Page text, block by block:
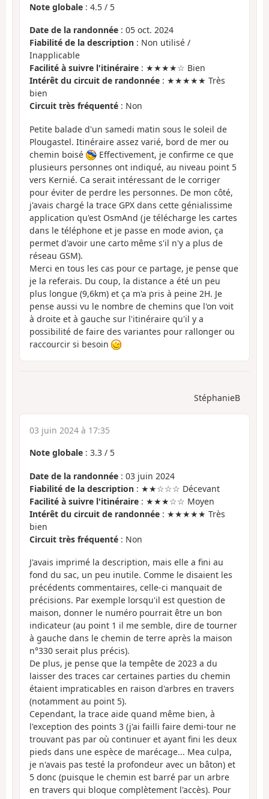
Note globale : 4.5 / 5
Date de la randonnée : 05 oct. 2024
Fiabilité de la description : Non utilisé /
Inapplicable
Facilité à suivre l'itinéraire : ★★★★☆ Bien
Intérêt du circuit de randonnée : ★★★★★ Très
bien
Circuit très fréquenté : Non
Petite balade d'un samedi matin sous le soleil de
Plougastel. Itinéraire assez varié, bord de mer ou
chemin boisé
Effectivement, je confirme ce que
plusieurs personnes ont indiqué, au niveau point 5
vers Kernié. Ca serait intéressant de le corriger
pour éviter de perdre les personnes. De mon côté,
j'avais chargé la trace GPX dans cette génialissime
application qu'est OsmAnd (je télécharge les cartes
dans le téléphone et je passe en mode avion, ça
permet d'avoir une carto même s'il n'y a plus de
réseau GSM).
Merci en tous les cas pour ce partage, je pense que
je la referais. Du coup, la distance a été un peu
plus longue (9,6km) et ça m'a pris à peine 2H. Je
pense aussi vu le nombre de chemins que l'on voit
à droite et à gauche sur l'itinéraire qu'il y a
possibilité de faire des variantes pour rallonger ou
raccourcir si besoin
StéphanieB
03 juin 2024 à 17:35
Note globale : 3.3 / 5
Date de la randonnée : 03 juin 2024
Fiabilité de la description : ★★☆☆☆ Décevant
Facilité à suivre l'itinéraire : ★★★☆☆ Moyen
Intérêt du circuit de randonnée : ★★★★★ Très
bien
Circuit très fréquenté : Non
J'avais imprimé la description, mais elle a fini au
fond du sac, un peu inutile. Comme le disaient les
précédents commentaires, celle-ci manquait de
précisions. Par exemple lorsqu'il est question de
maison, donner le numéro pourrait être un bon
indicateur (au point 1 il me semble, dire de tourner
à gauche dans le chemin de terre après la maison
n°330 serait plus précis).
De plus, je pense que la tempête de 2023 a du
laisser des traces car certaines parties du chemin
étaient impraticables en raison d'arbres en travers
(notamment au point 5).
Cependant, la trace aide quand même bien, à
l'exception des points 3 (j'ai failli faire demi-tour ne
trouvant pas par où continuer et ayant fini les deux
pieds dans une espèce de marécage... Mea culpa,
je n'avais pas testé la profondeur avec un bâton) et
5 donc (puisque le chemin est barré par un arbre
en travers qui bloque complètement l'accès). Pour